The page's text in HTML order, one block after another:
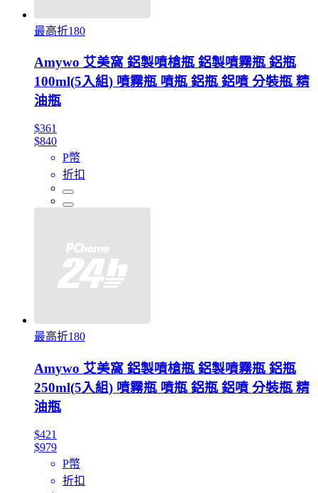
最高折180
Amywo 艾美窩 鋁製噴槍瓶 鋁製噴霧瓶 鋁瓶
100ml(5入組) 噴霧瓶 噴瓶 鋁瓶 鋁噴 分裝瓶 精
油瓶
$361
$840
P幣
折扣
最高折180
Amywo 艾美窩 鋁製噴槍瓶 鋁製噴霧瓶 鋁瓶
250ml(5入組) 噴霧瓶 噴瓶 鋁瓶 鋁噴 分裝瓶 精
油瓶
$421
$979
P幣
折扣